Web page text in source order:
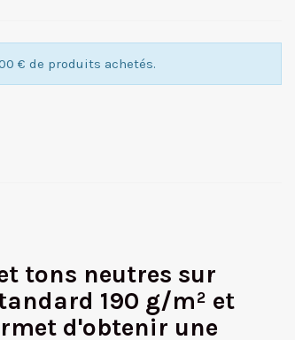
€ de produits achetés.
tons neutres sur
190 g/m² et
d'obtenir une